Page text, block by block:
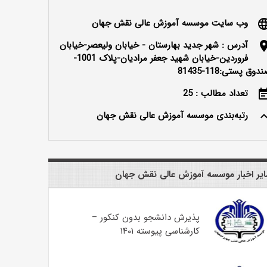
وب سایت موسسه آموزش عالی نقش جهان
آدرس : شهر جدید بهارستان - خیابان ولیعصر-خیابان
فروردین-خیابان شهید جعفر مرادیان-پلاک 1001-
پستی:118-81435
تعداد مطالب : 25
keyboard_arrow_up
رتبه‌بندی موسسه آموزش عالی نقش جهان
اخبار موسسه آموزش عالی نقش جهان
پذیرش دانشجو بدون کنکور –
کارشناسی پیوسته ۱۴۰۱